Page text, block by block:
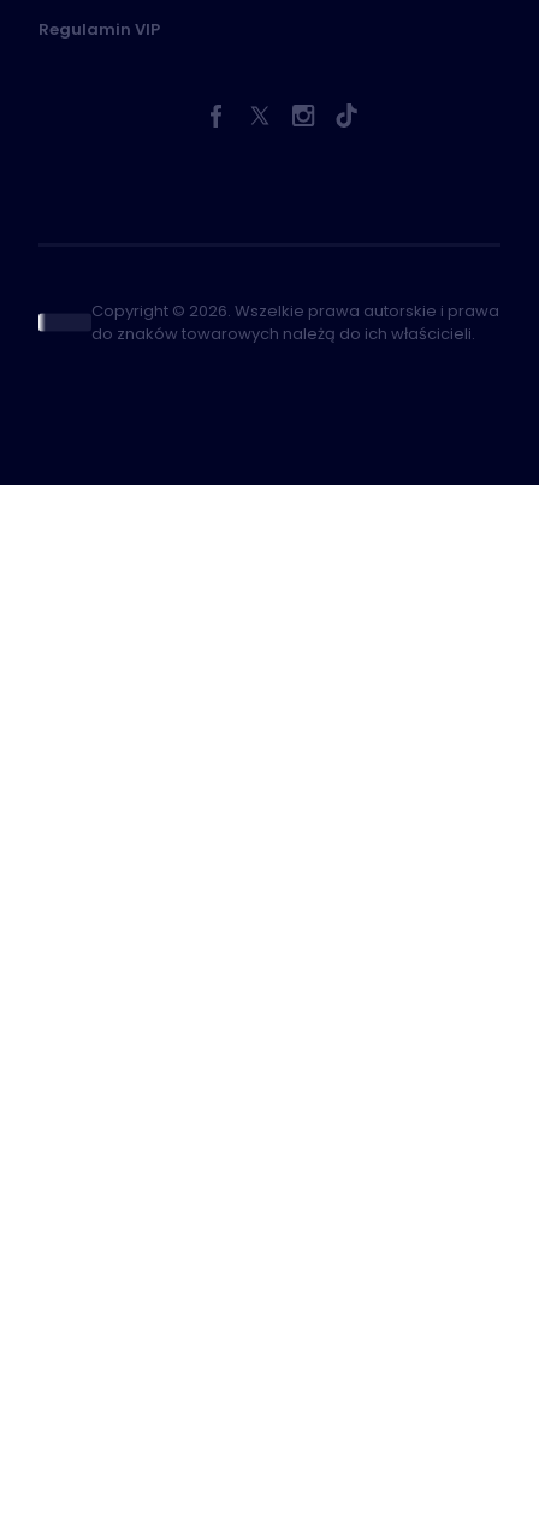
Regulamin VIP
Copyright © 2026. Wszelkie prawa autorskie i prawa
do znaków towarowych należą do ich właścicieli.